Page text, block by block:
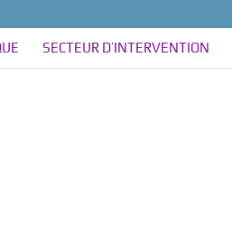
SECTEUR D’INTERVENTION